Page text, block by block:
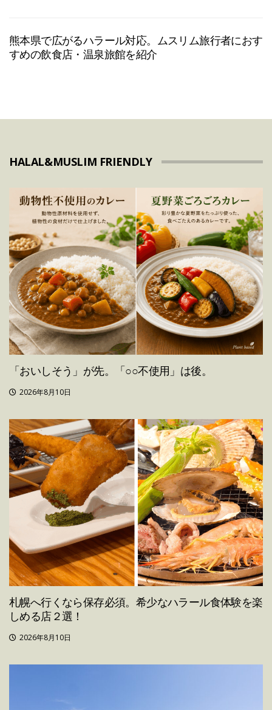
熊本県で広がるハラール対応。ムスリム旅行者におす
すめの飲食店・温泉旅館を紹介
HALAL&MUSLIM FRIENDLY
「おいしそう」が先。「○○不使用」は後。
2026年8月10日
札幌へ行くなら保存必須。希少なハラール食体験を楽
しめる店２選！
2026年8月10日